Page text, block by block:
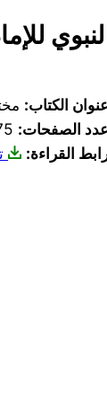
الكتاب:
الصفحات:
القراءة: